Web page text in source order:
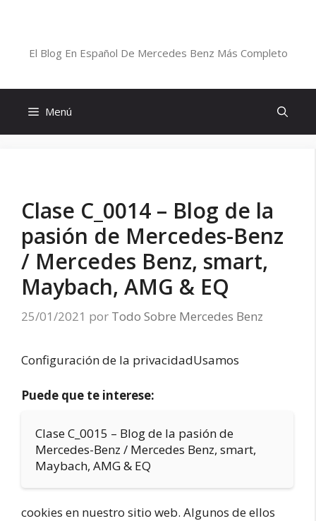
El Blog En Español De Mercedes Benz Más Completo
Menú
Clase C_0014 – Blog de la
pasión de Mercedes-Benz
/ Mercedes Benz, smart,
Maybach, AMG & EQ
25/01/2021 por Todo Sobre Mercedes Benz
Configuración de la privacidadUsamos
Puede que te interese:
Clase C_0015 – Blog de la pasión de
Mercedes-Benz / Mercedes Benz, smart,
Maybach, AMG & EQ
cookies en nuestro sitio web. Algunos de ellos